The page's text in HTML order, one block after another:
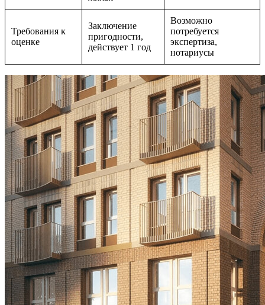
Требования к
оценке
Заключение
пригодности,
действует 1 год
Возможно
потребуется
экспертиза,
нотариусы